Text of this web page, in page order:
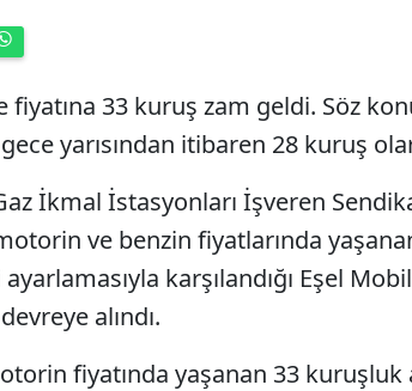
33 kuruş zam geldi. Söz
yarısından itibaren 28 kuruş
İkmal İstasyonları İşveren
ve benzin fiyatlarında
karşılandığı Eşel
alındı.
fiyatında yaşanan 33 kuruşluk